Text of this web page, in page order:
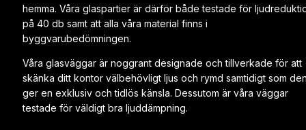
hemma. Våra glaspartier är därför både testade för
på 40 db samt att alla våra material finns i
byggvarubedömningen.
Våra glasväggar är noggrant designade och tillverkade för att
skänka ditt kontor välbehövligt ljus och rymd samtidigt som
ger en exklusiv och tidlös känsla. Dessutom är våra väggar
testade för väldigt bra ljuddämpning.